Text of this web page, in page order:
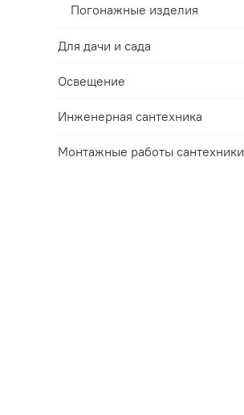
Погонажные изделия
Для дачи и сада
Освещение
Инженерная сантехника
Монтажные работы сантехники